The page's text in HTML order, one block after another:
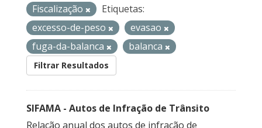
Fiscalização
Etiquetas:
excesso-de-peso
evasao
fuga-da-balanca
balanca
Filtrar Resultados
SIFAMA - Autos de Infração de Trânsito
Relação anual dos autos de infração de